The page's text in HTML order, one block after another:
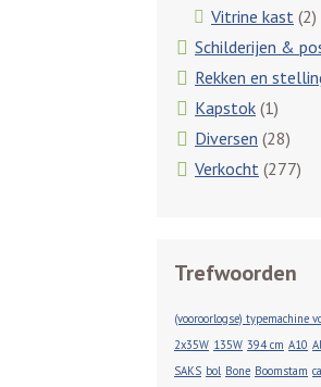
Vitrine kast (2)
Schilderijen &
Rekken en
Kapstok (1)
Diversen (28)
Verkocht (277)
Trefwoorden
(vooroorlogse) typemachine
2x35W 135W 394 cm A10
SAKS bol Bone Boomstam